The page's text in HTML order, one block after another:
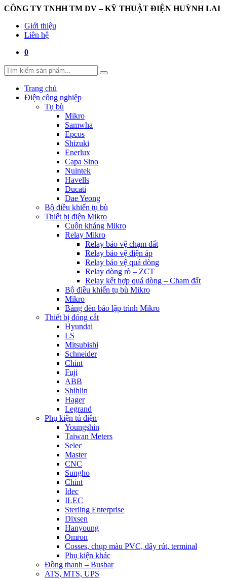
CÔNG TY TNHH TM DV – KỸ THUẬT ĐIỆN HUỲNH LAI
Giới thiệu
Liên hệ
0
Trang chủ
Điện công nghiệp
Tụ bù
Mikro
Samwha
Epcos
Shizuki
Enerlux
Capa Sino
Nuintek
Havells
Ducati
Dae Yeong
Bộ điều khiển tụ bù
Thiết bị điện Mikro
Cuộn kháng Mikro
Relay Mikro
Relay bảo vệ chạm đất
Relay bảo vệ điện áp
Relay bảo vệ quá dòng
Relay dòng rò – ZCT
Relay kết hợp quá dòng – Chạm đất
Bộ điều khiển tụ bù Mikro
Mikro
Bảng đèn báo lập trình Mikro
Thiết bị đóng cắt
Hyundai
LS
Mitsubishi
Schneider
Chint
Fuji
ABB
Shihlin
Hager
Legrand
Phụ kiện tủ điện
Youngshin
Taiwan Meters
Selec
Master
CNC
Sungho
Chint
Idec
ILEC
Sterling Enterprise
Dixsen
Hanyoung
Omron
Cosses, chụp màu PVC, dây rút, terminal
Phụ kiện khác
Đồng thanh – Busbar
ATS, MTS, UPS